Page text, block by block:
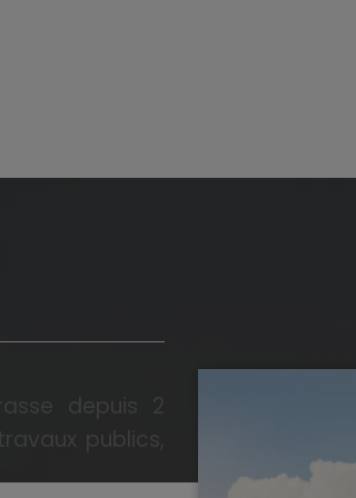
depuis 2
publics,